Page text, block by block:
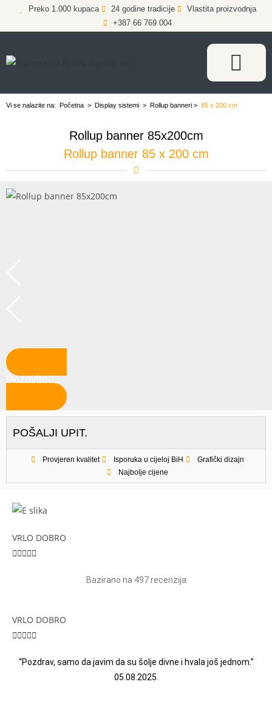
Preko 1.000 kupaca 24 godine tradicije
Vlastita proizvodnja
+387 66 769 004
Vi se nalazite na: Početna > Display sistemi > Rollup banneri > 85 x 200 cm
Rollup banner 85x200cm
Rollup banner 85 x 200 cm
Pozovite
POŠALJI UPIT.
Provjeren kvalitet Isporuka u cijeloj BiH
Grafički dizajn
Najbolje cijene
VRLO DOBRO

Bazirano na 497 recenzija
VRLO DOBRO

“Pozdrav, samo da javim da su šolje divne i hvala još jednom.”
05.08.2025.